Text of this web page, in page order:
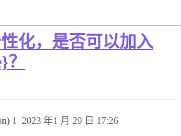
化，是否可以加入
2023 年1 月 29 日 17:26
1